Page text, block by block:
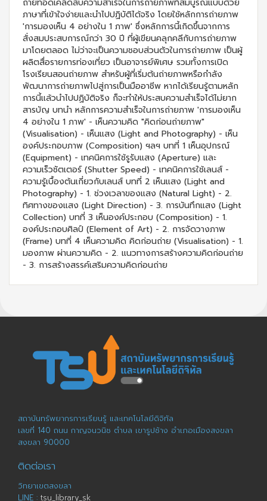
ถ่ายทอดเคล็ดลับความสำเร็จในการถ่ายภาพที่สมบูรณ์แบบด้วย
ภาษาที่เข้าใจง่ายและนำไปปฏิบัติได้จริง โดยใช้หลักการถ่ายภาพ
'การมองเห็น 4 อย่างใน 1 ภาพ' ซึ่งหลักการนี้เกิดขึ้นจากการ
สั่งสมประสบการณ์กว่า 30 ปี ที่ผู้เขียนคลุกคลีกับการถ่ายภาพ
มาโดยตลอด ไม่ว่าจะเป็นความชอบส่วนตัวในการถ่ายภาพ เป็นผู้
ผลิตสื่อรายการท่องเที่ยว เป็นอาจารย์พิเศษ รวมทั้งการเปิด
โรงเรียนสอนถ่ายภาพ สำหรับผู้ที่เริ่มต้นถ่ายภาพหรือกำลัง
พัฒนาการถ่ายภาพไปสู่การเป็นมืออาชีพ หากได้เรียนรู้ตามหลัก
การนี้เเล้วนำไปปฏิบัติจริง ก็จะทำให้ประสบความสำเร็จได้ไม่ยาก
สารบัญ บทนำ หลักการความสำเร็จในการถ่ายภาพ 'การมองเห็น
4 อย่างใน 1 ภาพ' - เห็นความคิด "คิดก่อนถ่ายภาพ"
(Visualisation) - เห็นแสง (Light and Photography) - เห็น
องค์ประกอบภาพ (Composition) ฯลฯ บทที่ 1 เห็นอุปกรณ์
(Equipment) - เทคนิคการใช้รูรับแสง (Aperture) และ
ความเร็วชัตเตอร์ (Shutter Speed) - เทคนิคการใช้เลนส์ -
ความรู้เบื้องต้นเกี่ยวกับเลนส์ บทที่ 2 เห็นแสง (Light and
Photography) - 1. ช่วงเวลาของแสง (Natural Light) - 2.
ทิศทางของแสง (Light Direction) - 3. การบันทึกแสง (Light
Collection) บทที่ 3 เห็นองค์ประกอบ (Composition) - 1.
องค์ประกอบศิลป์ (Element of Art) - 2. การจัดวางภาพ
(Frame) บทที่ 4 เห็นความคิด คิดก่อนถ่าย (Visualisation) - 1.
มองภาพ ผ่านความคิด - 2. แนวทางการสร้างความคิดก่อนถ่าย
- 3. การสร้างสรรค์เสริมความคิดก่อนถ่าย
สถาบันทรัพยากรการเรียนรู้ และเทคโนโลยีดิจิทัล
เลขที่ 140 ถนน กาญจนวนิช ตำบล เขารูปช้าง อำเภอเมืองสงขลา
สงขลา 90000
ติดต่อเรา
วิทยาเขตสงขลา
LINE : tsu_library_sk